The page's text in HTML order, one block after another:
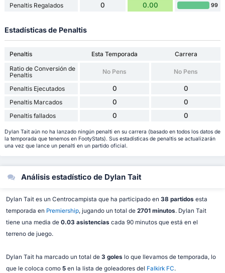
Penaltis Regalados 0 0.00 99
Estadísticas de Penaltis
Penaltis Esta Temporada
Carrera
Ratio de Conversión de
Penaltis
No Pens No Pens
Penaltis Ejecutados 0 0
Penaltis Marcados 0 0
Penaltis fallados 0 0
Dylan Tait aún no ha lanzado ningún penalti en su carrera (basado en todos los datos de
la temporada que tenemos en FootyStats). Sus estadísticas de penaltis se actualizarán
una vez que lance un penalti en un partido oficial.
Análisis estadístico de Dylan Tait
Dylan Tait es un Centrocampista que ha participado en 38 partidos esta
temporada en Premiership, jugando un total de 2701 minutos. Dylan Tait
tiene una media de 0.03 asistencias cada 90 minutos que está en el
terreno de juego.
Dylan Tait ha marcado un total de 3 goles lo que llevamos de temporada, lo
que le coloca como 5en la lista de goleadores del Falkirk FC.